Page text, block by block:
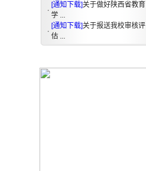
·
[通知下载]关于做好陕西省教育
学 ...
·
[通知下载]关于报送我校审核评
估 ...